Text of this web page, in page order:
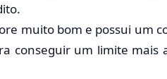
muito bom e possui um
conseguir um limite mais